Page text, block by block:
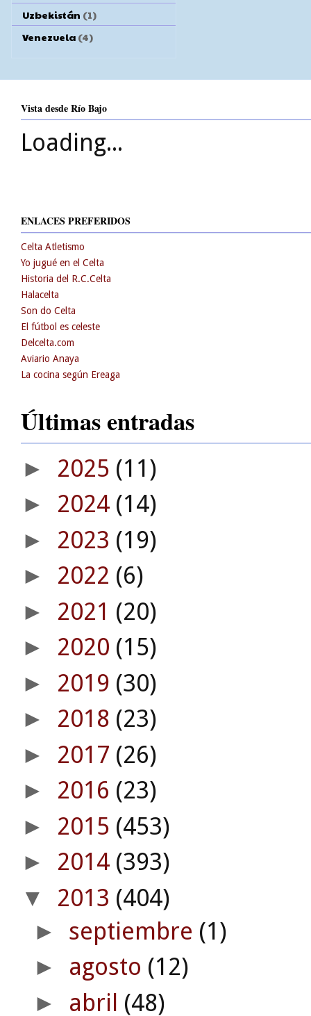
Uzbekistán (1)
Venezuela (4)
Vista desde Río Bajo
Loading...
ENLACES PREFERIDOS
Celta Atletismo
Yo jugué en el Celta
Historia del R.C.Celta
Halacelta
Son do Celta
El fútbol es celeste
Delcelta.com
Aviario Anaya
La cocina según Ereaga
Últimas entradas
► 2025 (11)
► 2024 (14)
► 2023 (19)
► 2022 (6)
► 2021 (20)
► 2020 (15)
► 2019 (30)
► 2018 (23)
► 2017 (26)
► 2016 (23)
► 2015 (453)
► 2014 (393)
▼ 2013 (404)
► septiembre (1)
► agosto (12)
► abril (48)